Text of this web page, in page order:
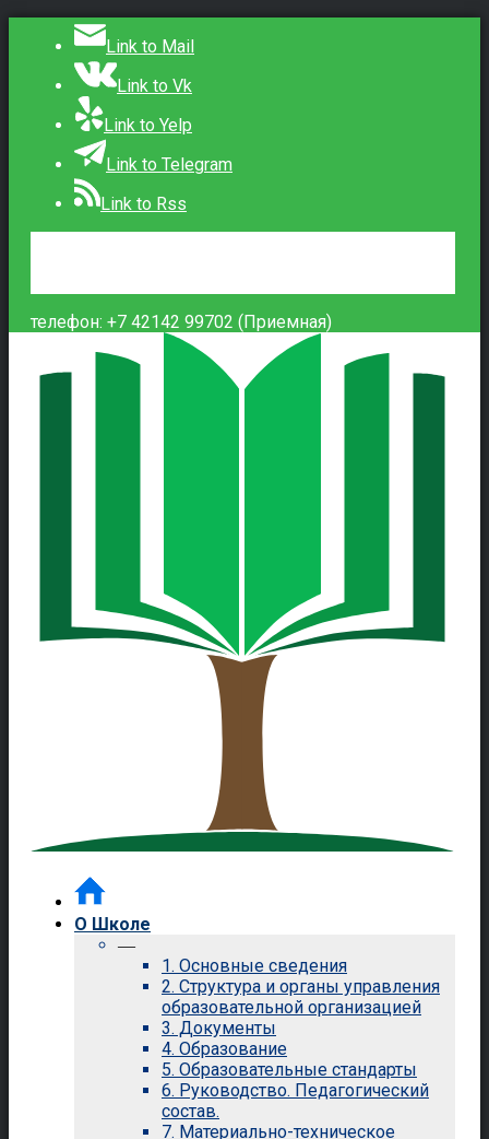
Link to Mail
Link to Vk
Link to Yelp
Link to Telegram
Link to Rss
телефон: +7 42142 99702 (Приемная)
О Школе
—
1. Основные сведения
2. Структура и органы управления
образовательной организацией
3. Документы
4. Образование
5. Образовательные стандарты
6. Руководство. Педагогический
состав.
7. Материально-техническое